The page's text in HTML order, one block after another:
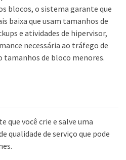
blocos, o sistema garante que
baixa que usam tamanhos de
e atividades de hipervisor,
necessária ao tráfego de
tamanhos de bloco menores.
que você crie e salve uma
qualidade de serviço que pode